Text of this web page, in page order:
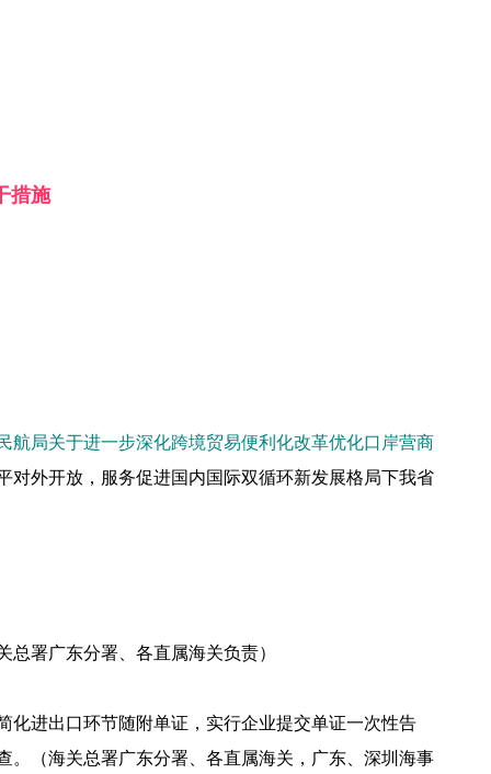
措施
局关于进一步深化跨境贸易便利化改革优化口岸营商
对外开放，服务促进国内国际双循环新发展格局下我省
署广东分署、各直属海关负责）
化进出口环节随附单证，实行企业提交单证一次性告
（海关总署广东分署、各直属海关，广东、深圳海事